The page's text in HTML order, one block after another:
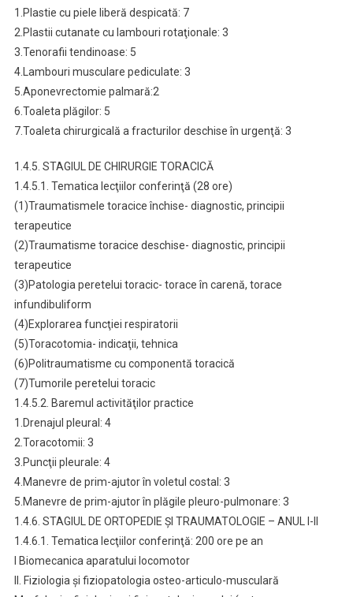
1.Plastie cu piele liberă despicată: 7
2.Plastii cutanate cu lambouri rotaţionale: 3
3.Tenorafii tendinoase: 5
4.Lambouri musculare pediculate: 3
5.Aponevrectomie palmară:2
6.Toaleta plăgilor: 5
7.Toaleta chirurgicală a fracturilor deschise în urgenţă: 3
1.4.5. STAGIUL DE CHIRURGIE TORACICĂ
1.4.5.1. Tematica lecţiilor conferinţă (28 ore)
(1)Traumatismele toracice închise- diagnostic, principii
terapeutice
(2)Traumatisme toracice deschise- diagnostic, principii
terapeutice
(3)Patologia peretelui toracic- torace în carenă, torace
infundibuliform
(4)Explorarea funcţiei respiratorii
(5)Toracotomia- indicaţii, tehnica
(6)Politraumatisme cu componentă toracică
(7)Tumorile peretelui toracic
1.4.5.2. Baremul activităţilor practice
1.Drenajul pleural: 4
2.Toracotomii: 3
3.Puncţii pleurale: 4
4.Manevre de prim-ajutor în voletul costal: 3
5.Manevre de prim-ajutor în plăgile pleuro-pulmonare: 3
1.4.6. STAGIUL DE ORTOPEDIE ŞI TRAUMATOLOGIE – ANUL I-II
1.4.6.1. Tematica lecţiilor conferinţă: 200 ore pe an
I Biomecanica aparatului locomotor
II. Fiziologia şi fiziopatologia osteo-articulo-musculară